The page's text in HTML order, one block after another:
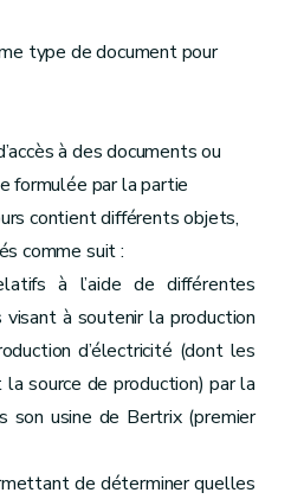
type de document pour
à des documents ou
formulée par la partie
contient différents objets,
comme suit :
à l’aide de différentes
à soutenir la production
d’électricité (dont les
source de production) par la
son usine de Bertrix (premier
de déterminer quelles